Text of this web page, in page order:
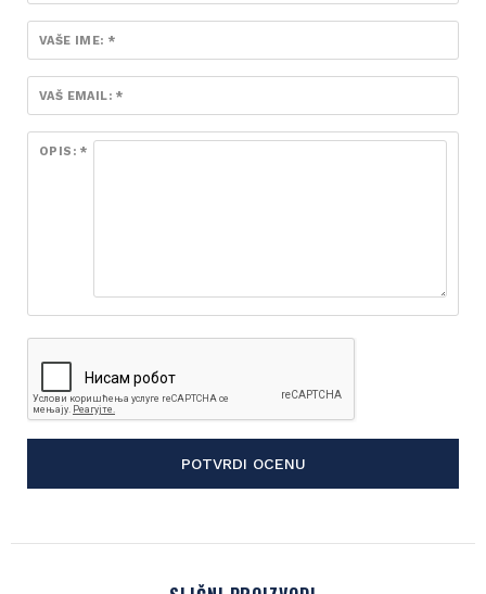
VAŠE IME: *
VAŠ EMAIL: *
OPIS: *
POTVRDI OCENU